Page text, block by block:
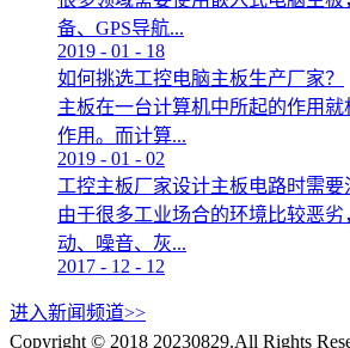
备、GPS导航...
2019 - 01 - 18
如何挑选工控电脑主板生产厂家？
主板在一台计算机中所起的作用
作用。而计算...
2019 - 01 - 02
工控主板厂家设计主板电路时需要
由于很多工业场合的环境比较恶
动、噪音、灰...
2017 - 12 - 12
进入新闻频道>>
Copyright © 2018 20230829.All Rights